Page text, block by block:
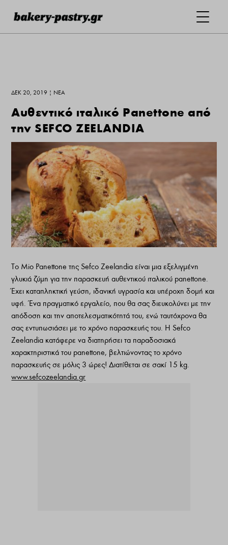
ΔΕΚ 20, 2019 | ΝΕΑ
Αυθεντικό ιταλικό Panettone από
την SEFCO ZEELANDIA
Το Mio Panettone της Sefco Zeelandia είναι μια εξελιγμένη
γλυκιά ζύμη για την παρασκευή αυθεντικού ιταλικού panettone.
Έχει καταπληκτική γεύση, ιδανική υγρασία και υπέροχη δομή και
υφή. Ένα πραγματικό εργαλείο, που θα σας διευκολύνει με την
απόδοση και την αποτελεσματικότητά του, ενώ ταυτόχρονα θα
σας εντυπωσιάσει με το χρόνο παρασκευής του. Η Sefco
Zeelandia κατάφερε να διατηρήσει τα παραδοσιακά
χαρακτηριστικά του panettone, βελτιώνοντας το χρόνο
παρασκευής σε μόλις 3 ώρες! Διατίθεται σε σακί 15 kg.
www.sefcozeelandia.gr